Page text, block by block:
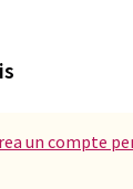
un compte